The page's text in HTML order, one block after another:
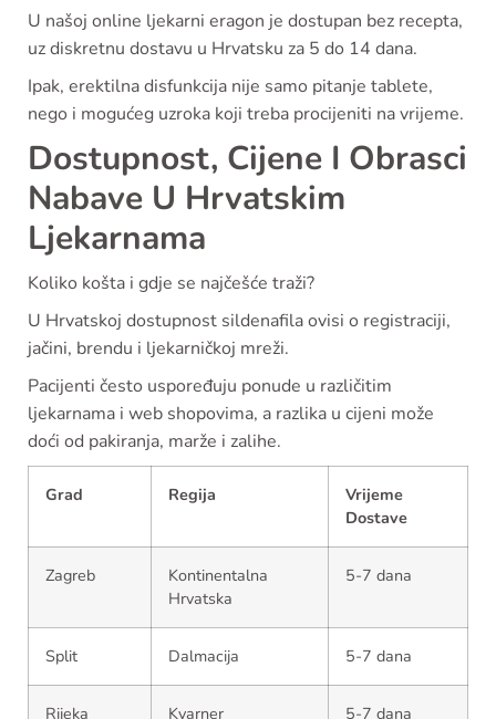
U našoj online ljekarni eragon je dostupan bez recepta,
uz diskretnu dostavu u Hrvatsku za 5 do 14 dana.
Ipak, erektilna disfunkcija nije samo pitanje tablete,
nego i mogućeg uzroka koji treba procijeniti na vrijeme.
Dostupnost, Cijene I Obrasci
Nabave U Hrvatskim
Ljekarnama
Koliko košta i gdje se najčešće traži?
U Hrvatskoj dostupnost sildenafila ovisi o registraciji,
jačini, brendu i ljekarničkoj mreži.
Pacijenti često uspoređuju ponude u različitim
ljekarnama i web shopovima, a razlika u cijeni može
doći od pakiranja, marže i zalihe.
Grad Regija
Vrijeme
Dostave
Zagreb
Kontinentalna
Hrvatska
5-7 dana
Split Dalmacija 5-7 dana
Rijeka Kvarner 5-7 dana